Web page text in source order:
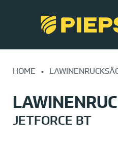
Inhalt
springen
HOME •
JETFORCE BT